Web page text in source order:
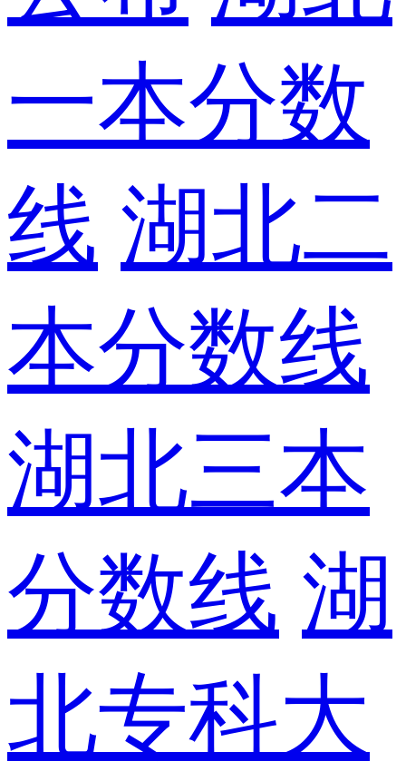
一本分数
线 湖北二
本分数线
湖北三本
分数线 湖
北专科大